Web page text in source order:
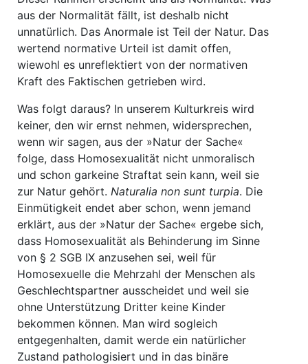
aus der Normalität fällt, ist deshalb nicht
unnatürlich. Das Anormale ist Teil der Natur. Das
wertend normative Urteil ist damit offen,
wiewohl es unreflektiert von der normativen
Kraft des Faktischen getrieben wird.
Was folgt daraus? In unserem Kulturkreis wird
keiner, den wir ernst nehmen, widersprechen,
wenn wir sagen, aus der »Natur der Sache«
folge, dass Homosexualität nicht unmoralisch
und schon garkeine Straftat sein kann, weil sie
zur Natur gehört. Naturalia non sunt turpia. Die
Einmütigkeit endet aber schon, wenn jemand
erklärt, aus der »Natur der Sache« ergebe sich,
dass Homosexualität als Behinderung im Sinne
von § 2 SGB IX anzusehen sei, weil für
Homosexuelle die Mehrzahl der Menschen als
Geschlechtspartner ausscheidet und weil sie
ohne Unterstützung Dritter keine Kinder
bekommen können. Man wird sogleich
entgegenhalten, damit werde ein natürlicher
Zustand pathologisiert und in das binäre